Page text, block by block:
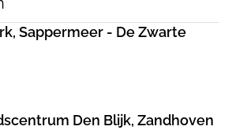
Sappermeer - De Zwarte
Den Blijk, Zandhoven